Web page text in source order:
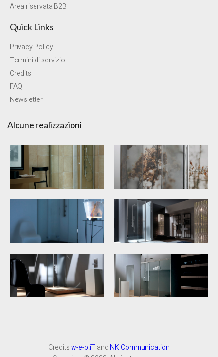
Area riservata B2B
Quick Links
Privacy Policy
Termini di servizio
Credits
FAQ
Newsletter
Alcune realizzazioni
Creditsw-e-b.iTand NK Communication